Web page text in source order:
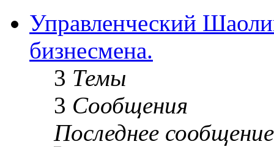
Управленческий
бизнесмена.
3 Темы
3 Сообщения
Последнее сообщение